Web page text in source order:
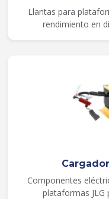
Llantas para
rendimiento en
Componentes
plataformas JLG